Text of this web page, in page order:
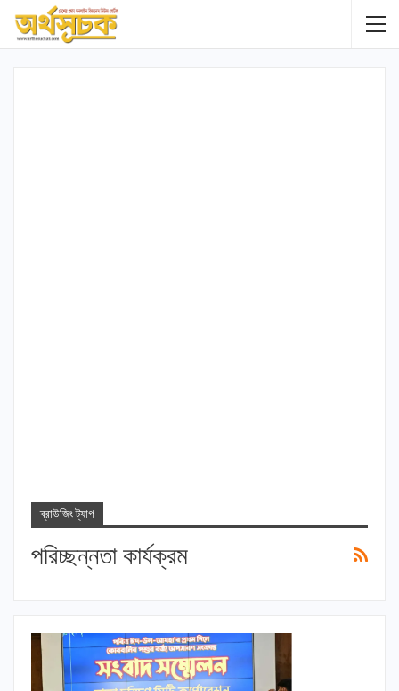
ব্রাউজিং ট্যাগ
পরিচ্ছন্নতা কার্যক্রম